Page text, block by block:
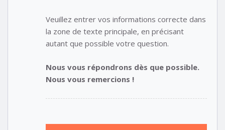
Veuillez entrer vos informations correcte dans
la zone de texte principale, en précisant
autant que possible votre question.
Nous vous répondrons dès que possible.
Nous vous remercions !